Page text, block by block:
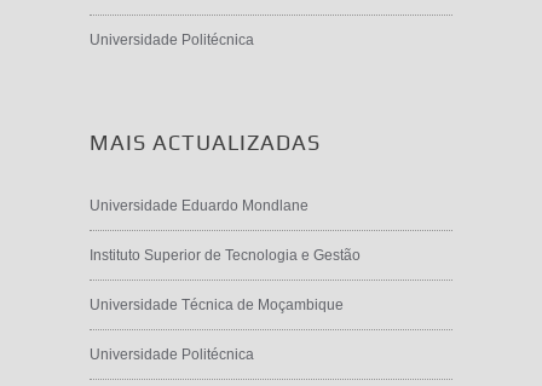
Universidade Politécnica
MAIS ACTUALIZADAS
Universidade Eduardo Mondlane
Instituto Superior de Tecnologia e Gestão
Universidade Técnica de Moçambique
Universidade Politécnica